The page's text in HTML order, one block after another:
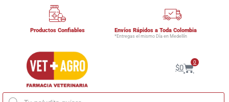
Productos Confiables Envíos Rápidos a Toda Colombia
*Entregas el mismo Día en Medellín
$0
0